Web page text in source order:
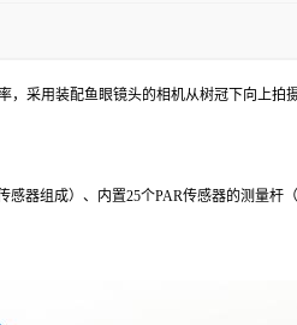
，采用装配鱼眼镜头的相机从树冠下向上
感器组成）、内置25个PAR传感器的测量